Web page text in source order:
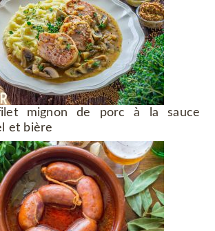
mignon de porc à la sauce
et bière